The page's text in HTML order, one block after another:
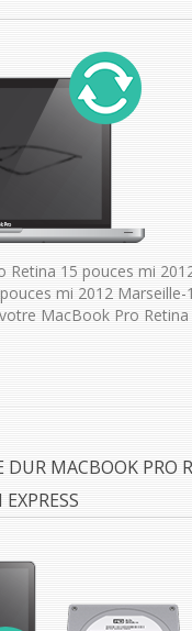
Retina 15 pouces mi
mi 2012 Marseille-
MacBook Pro
DUR MACBOOK PRO